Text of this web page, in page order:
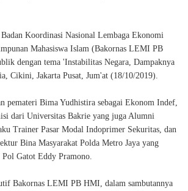
Koordinasi Nasional Lembaga Ekonomi
Mahasiswa Islam (Bakornas LEMI PB
dengan tema 'Instabilitas Negara, Dampaknya
Cikini, Jakarta Pusat, Jum'at (18/10/2019).
pemateri Bima Yudhistira sebagai Ekonom Indef,
dari Universitas Bakrie yang juga Alumni
Trainer Pasar Modal Indoprimer Sekuritas, dan
Bina Masyarakat Polda Metro Jaya yang
Gatot Eddy Pramono.
Bakornas LEMI PB HMI, dalam sambutannya